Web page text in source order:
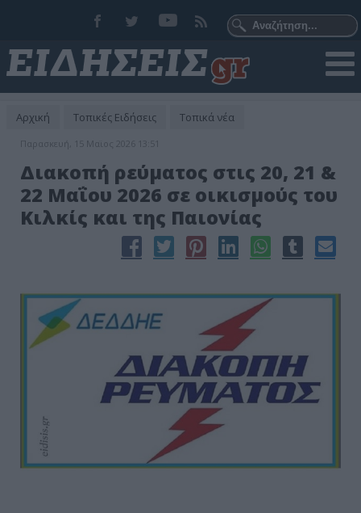
Αρχική Τοπικές Ειδήσεις Τοπικά νέα
Παρασκευή, 15 Μαϊος 2026 13:51
Διακοπή ρεύματος στις 20, 21 &
22 Μαΐου 2026 σε οικισμούς του
Κιλκίς και της Παιονίας